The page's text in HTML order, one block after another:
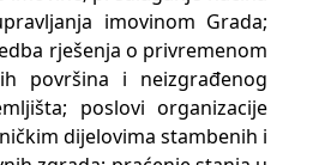
imovinom Grada;
rješenja o privremenom
površina i neizgrađenog
poslovi organizacije
dijelovima stambenih i